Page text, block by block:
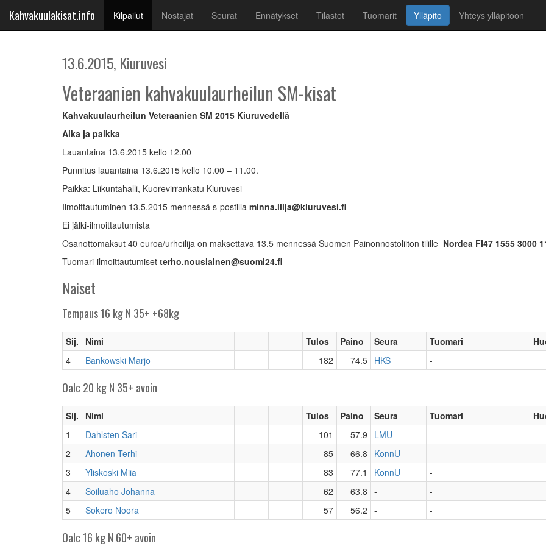
Kahvakuulakisat.info Kilpailut(current)Nostajat Seurat Ennätykset Tilastot Tuomarit Ylläpito Yhteys ylläpitoon
13.6.2015, Kiuruvesi
Veteraanien kahvakuulaurheilun SM-kisat
Kahvakuulaurheilun Veteraanien SM 2015 Kiuruvedellä
Aika ja paikka
Lauantaina 13.6.2015 kello 12.00
Punnitus lauantaina 13.6.2015 kello 10.00 – 11.00.
Paikka: Liikuntahalli, Kuorevirrankatu Kiuruvesi
Ilmoittautuminen 13.5.2015 mennessä s-postilla minna.lilja@kiuruvesi.fi
Ei jälki-ilmoittautumista
Osanottomaksut 40 euroa/urheilija on maksettava 13.5 mennessä Suomen Painonnostoliiton tilille Nordea FI47 1555 3000
Tuomari-ilmoittautumiset terho.nousiainen@suomi24.fi
Naiset
Tempaus 16 kg N 35+ +68kg
Sij. Nimi Tulos Paino Seura Tuomari
4
Bankowski Marjo 182 74.5 HKS -
Oalc 20 kg N 35+ avoin
Sij. Nimi Tulos Paino Seura Tuomari
1
Dahlsten Sari 101 57.9 LMU
-
2
Ahonen Terhi 85 66.8 KonnU
-
3
Yliskoski Miia 83 77.1 KonnU
-
4
Soiluaho Johanna 62 63.8 -
-
5
Sokero Noora 57 56.2 - -
Oalc 16 kg N 60+ avoin